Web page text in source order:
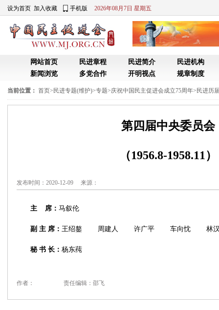
设为首页 加入收藏 手机版 2026年08月7日 星期五
网站首页 民进章程 民进简介
民进机构
新闻浏览
多党合作 开明视点 规章制度
当前位置： 首页> 民进专题(维护)>专题>庆祝中国民主促进会成立75周年> 民进历
第四届中央委员会
（1956.8-1958.11）
发布时间：2020-12-09 来源：
主 席： 马叙伦
副 主 席： 王绍鏊 周建人 许广平 车向忱 林汉
秘 书 长： 杨东莼
作者： 责任编辑：邵飞